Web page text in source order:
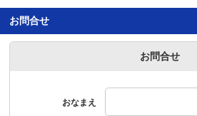
お問合せ
お問合せ
おなまえ